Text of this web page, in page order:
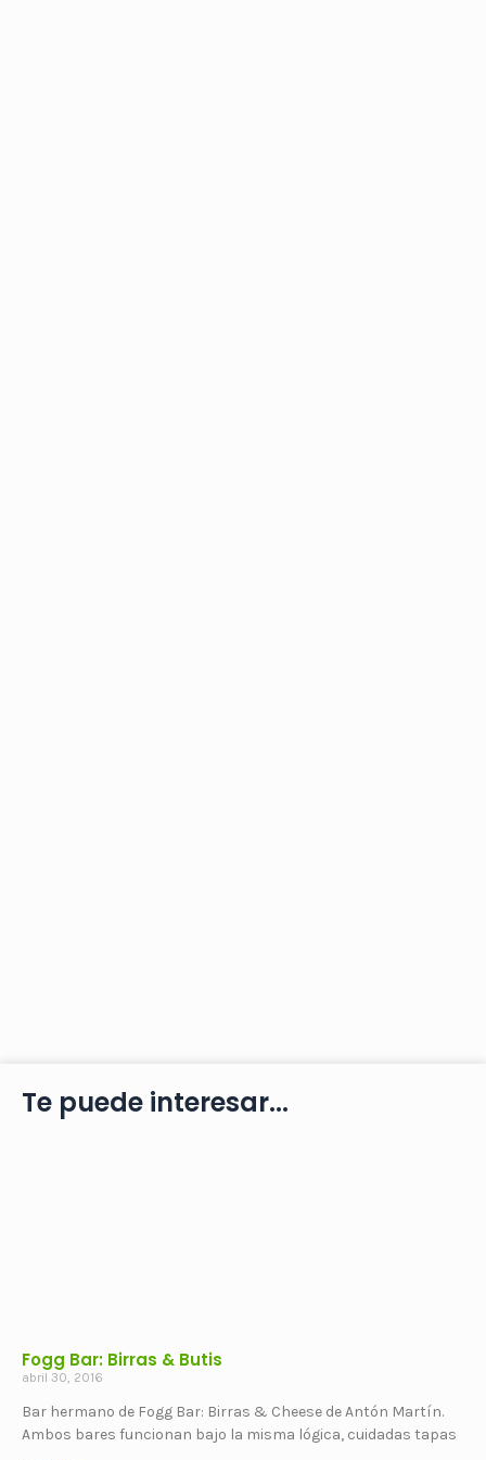
Te puede interesar...
Fogg Bar: Birras & Butis
abril 30, 2016
Bar hermano de Fogg Bar: Birras & Cheese de Antón Martín.
Ambos bares funcionan bajo la misma lógica, cuidadas tapas